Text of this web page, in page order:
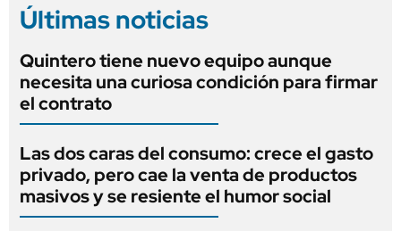
Últimas noticias
Quintero tiene nuevo equipo aunque
necesita una curiosa condición para firmar
el contrato
Las dos caras del consumo: crece el gasto
privado, pero cae la venta de productos
masivos y se resiente el humor social